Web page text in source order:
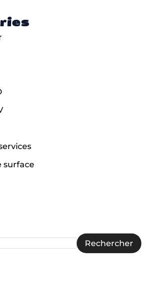
surface
Rechercher